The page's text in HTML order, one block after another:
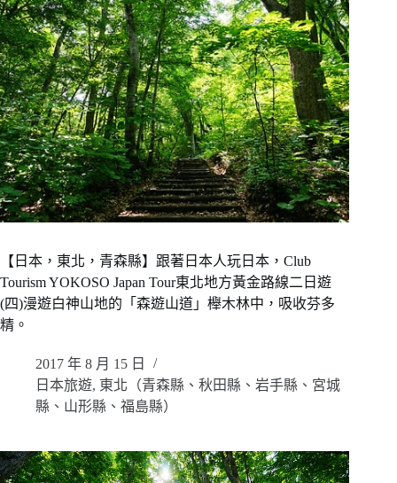
【日本，東北，青森縣】跟著日本人玩日本，Club
Tourism YOKOSO Japan Tour東北地方黃金路線二日遊
(四)漫遊白神山地的「森遊山道」櫸木林中，吸收芬多
精。
2017 年 8 月 15 日
日本旅遊, 東北（青森縣、秋田縣、岩手縣、宮城
縣、山形縣、福島縣）